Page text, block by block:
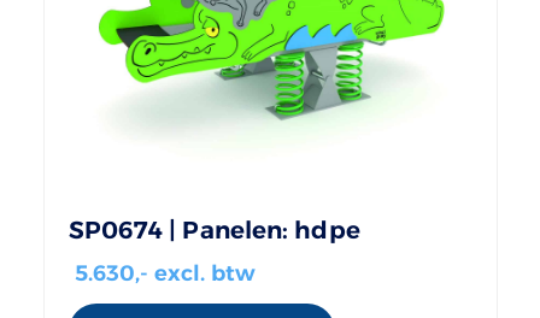
SP0674 | Panelen: hdpe
5.630,- excl. btw